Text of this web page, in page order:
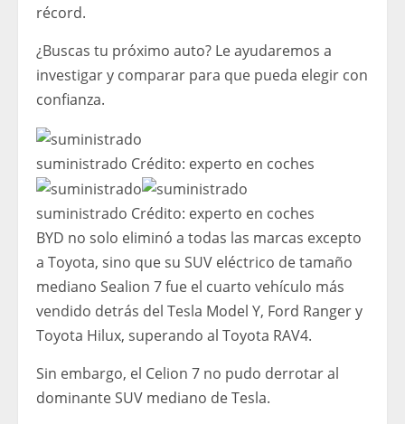
récord.
¿Buscas tu próximo auto? Le ayudaremos a
investigar y comparar para que pueda elegir con
confianza.
suministrado Crédito: experto en coches
suministrado Crédito: experto en coches
BYD no solo eliminó a todas las marcas excepto
a Toyota, sino que su SUV eléctrico de tamaño
mediano Sealion 7 fue el cuarto vehículo más
vendido detrás del Tesla Model Y, Ford Ranger y
Toyota Hilux, superando al Toyota RAV4.
Sin embargo, el Celion 7 no pudo derrotar al
dominante SUV mediano de Tesla.